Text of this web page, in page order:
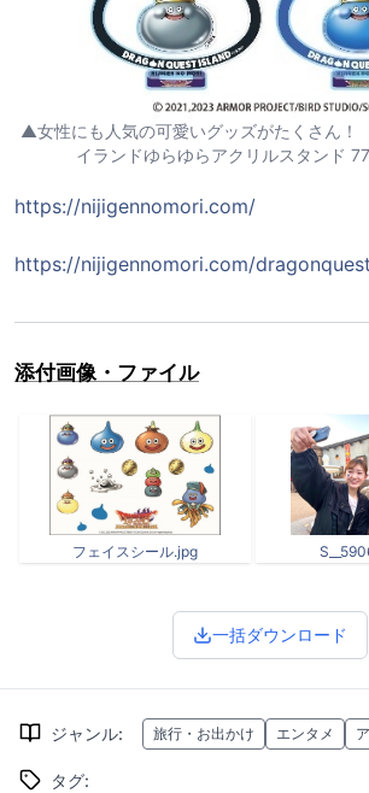
▲女性にも人気の可愛いグッズがたくさん！
イランドゆらゆらアクリルスタンド
https://nijigennomori.com/
https://nijigennomori.com/
添付画像・ファイル
フェイスシール.jpg
一括ダウンロード
ジャンル: 旅行・お出かけ エンタメ
タグ: